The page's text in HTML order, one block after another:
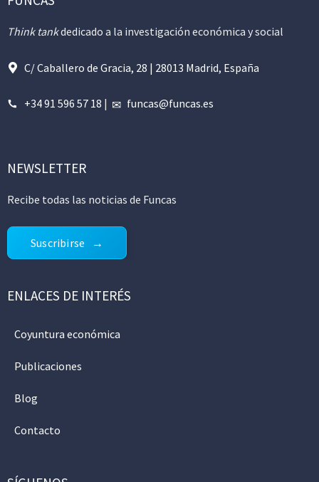
Think tankdedicado a la investigación económica y social
C/ Caballero de Gracia, 28 | 28013 Madrid, España
+34 91 596 57 18 | funcas@funcas.es
NEWSLETTER
Recibe todas las noticias de Funcas
Suscribirse
ENLACES DE INTERÉS
Coyuntura económica
Publicaciones
Blog
Contacto